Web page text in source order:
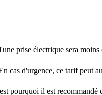
prise électrique sera moins
cas d'urgence, ce tarif peut
pourquoi il est recommandé